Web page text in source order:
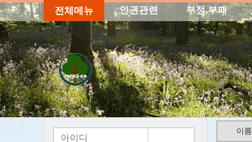
전체메뉴 인권관련 부정.부패
이름